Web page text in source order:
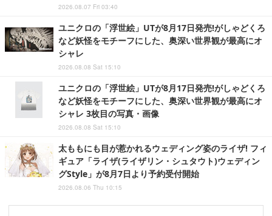
2026.08.07 Fri 03:40
ユニクロの「浮世絵」UTが8月17日発売!がしゃどくろ
など妖怪をモチーフにした、奥深い世界観が最高にオ
シャレ
2026.08.08 Sat 15:10
ユニクロの「浮世絵」UTが8月17日発売!がしゃどくろ
など妖怪をモチーフにした、奥深い世界観が最高にオ
シャレ 3枚目の写真・画像
2026.08.08 Sat 15:10
太ももにも目が惹かれるウェディング姿のライザ! フィ
ギュア「ライザ(ライザリン・シュタウト)ウェディン
グStyle」が8月7日より予約受付開始
2026.08.06 Thu 10:15